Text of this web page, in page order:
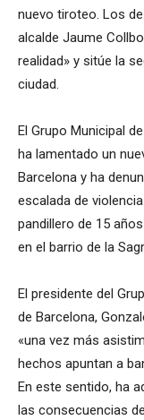
nuevo tiroteo. Los
alcalde Jaume
realidad» y sitúe la
ciudad.
El Grupo Municipal
ha lamentado un
Barcelona y ha
escalada de
pandillero de 15
en el barrio de la
El presidente del
de Barcelona,
«una vez más
hechos apuntan a
En este sentido, ha
las consecuencias